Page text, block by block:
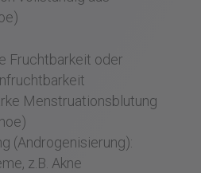
Fruchtbarkeit oder
Menstruationsblutung
(Androgenisierung):
z.B. Akne